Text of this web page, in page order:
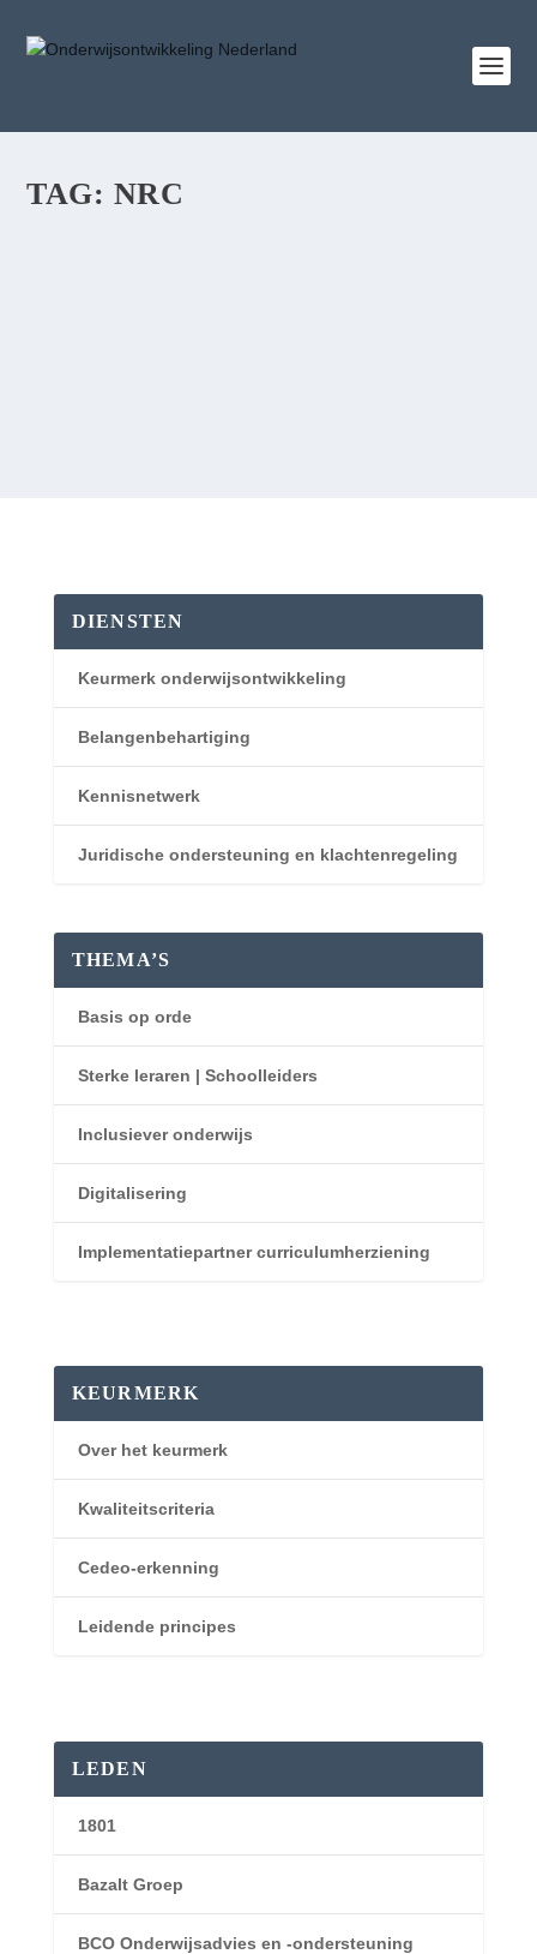
TAG: NRC
DIENSTEN
Keurmerk onderwijsontwikkeling
Belangenbehartiging
Kennisnetwerk
Juridische ondersteuning en klachtenregeling
THEMA’S
Basis op orde
Sterke leraren | Schoolleiders
Inclusiever onderwijs
Digitalisering
Implementatiepartner curriculumherziening
KEURMERK
Over het keurmerk
Kwaliteitscriteria
Cedeo-erkenning
Leidende principes
LEDEN
1801
Bazalt Groep
BCO Onderwijsadvies en -ondersteuning